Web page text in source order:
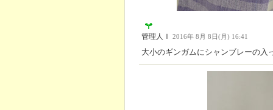
管理人Ｉ 2016年 8月 8日(月) 16:41
大小のギンガムにシャンブレーの入